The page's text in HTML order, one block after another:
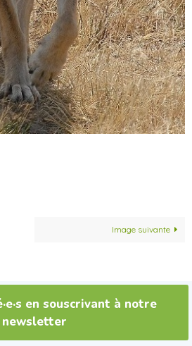
Image suivante
en souscrivant à notre
newsletter